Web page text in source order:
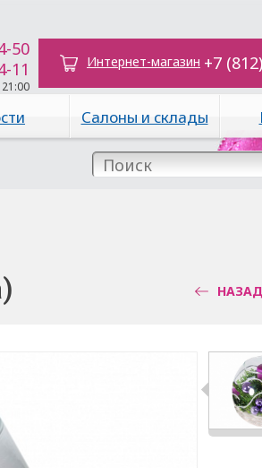
50
11 Интернет-магазин +7
Салоны и склады